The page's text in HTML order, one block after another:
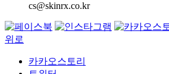
cs@skinrx.co.kr
위로
카카오스토리